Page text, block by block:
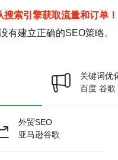
搜索引擎获取流量和订单！
有建立正确的SEO策略。
关键词优
百度 谷歌
外贸SEO
亚马逊谷歌